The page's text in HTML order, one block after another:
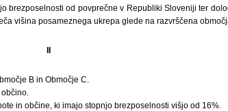
brezposelnosti od povprečne v Republiki Sloveniji ter
višina posameznega ukrepa glede na razvrščena
II
B in Območje C.
in občine, ki imajo stopnjo brezposelnosti višjo od 16%.